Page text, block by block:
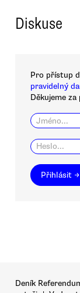
Diskuse
Pro přístup
pravidelný
Děkujeme
Přihlásit →
Deník